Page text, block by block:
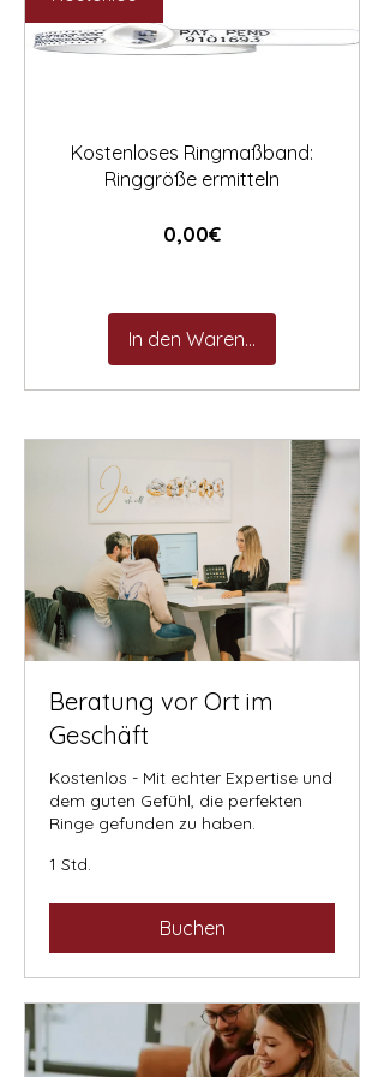
Kostenloses Ringmaßband:
Ringgröße ermitteln
0,00€Preis
In den Warenkorb
Beratung vor Ort im
Geschäft
Kostenlos - Mit echter Expertise und
dem guten Gefühl, die perfekten
Ringe gefunden zu haben.
1 Std.
Buchen